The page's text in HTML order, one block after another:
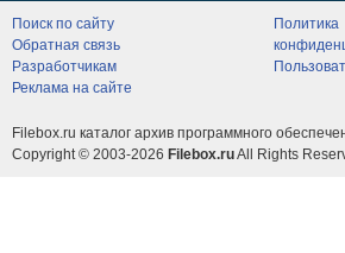
Поиск по сайту
Обратная связь
Разработчикам
Реклама на сайте
Политика
Filebox.ru каталог архив программного
Copyright © 2003-2026 Filebox.ruAll Rights